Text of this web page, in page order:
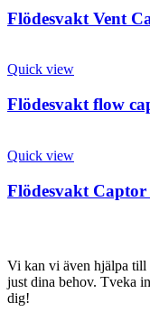
Flödesvakt Vent
Quick view
Flödesvakt flow
Quick view
Flödesvakt
Vi kan vi även hjälpa till
just dina behov. Tveka
dig!